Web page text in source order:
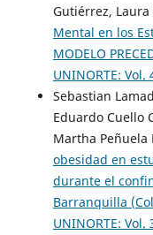
Gutiérrez, Laura
Mental en los
MODELO
UNINORTE:
Sebastian
Eduardo Cuello
Martha Peñuela
obesidad en
durante el
Barranquilla
UNINORTE: